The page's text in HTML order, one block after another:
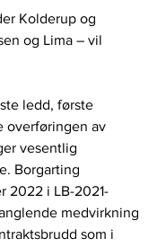
Kolderup og
og Lima – vil
ledd, første
overføringen av
vesentlig
Borgarting
2022 i LB-2021-
medvirkning
som i